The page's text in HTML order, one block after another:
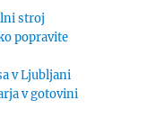
stroj
popravite
v Ljubljani
v gotovini